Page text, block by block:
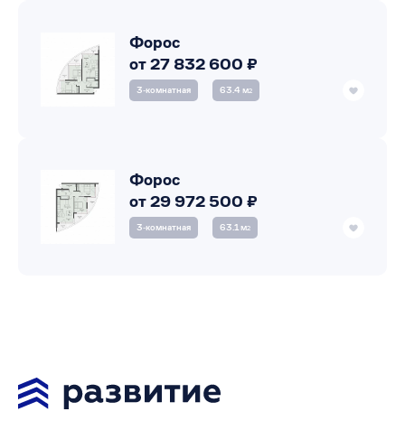
Форос
от 27 832 600 ₽
3‑комнатная 63.4 м2
Форос
от 29 972 500 ₽
3‑комнатная 63.1 м2